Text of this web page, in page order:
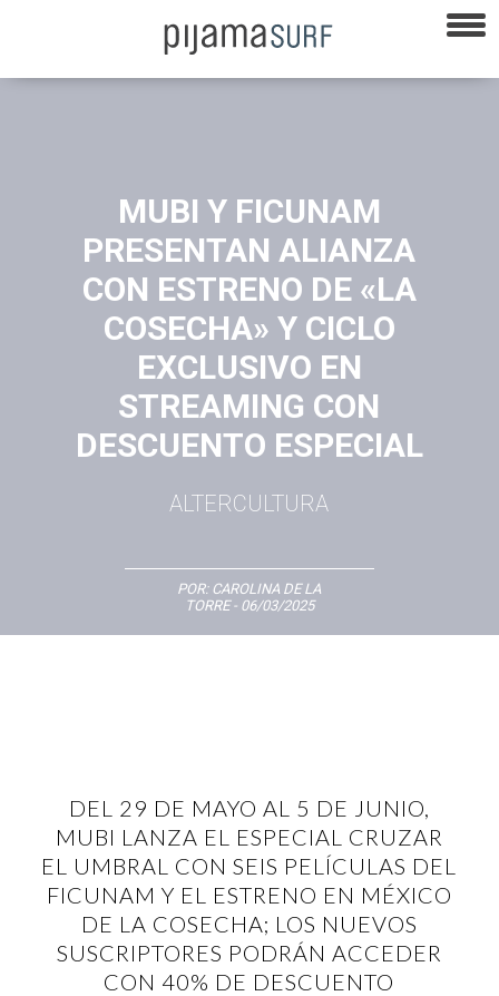
MUBI Y FICUNAM
PRESENTAN ALIANZA
CON ESTRENO DE «LA
COSECHA» Y CICLO
EXCLUSIVO EN
STREAMING CON
DESCUENTO ESPECIAL
ALTERCULTURA
POR: CAROLINA DE LA
TORRE- 06/03/2025
DEL 29 DE MAYO AL 5 DE JUNIO,
MUBI LANZA EL ESPECIAL CRUZAR
EL UMBRAL CON SEIS PELÍCULAS DEL
FICUNAM Y EL ESTRENO EN MÉXICO
DE LA COSECHA; LOS NUEVOS
SUSCRIPTORES PODRÁN ACCEDER
CON 40% DE DESCUENTO